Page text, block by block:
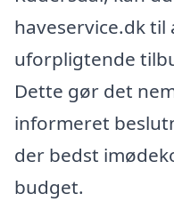
haveservice.dk til
uforpligtende
Dette gør det
informeret
der bedst
budget.